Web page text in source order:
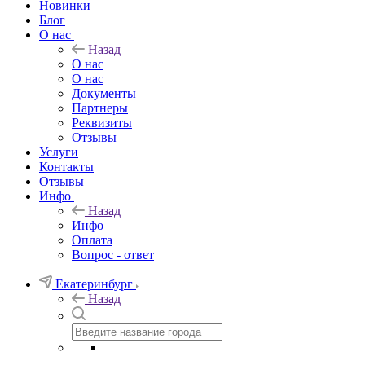
Новинки
Блог
О нас
Назад
О нас
О нас
Документы
Партнеры
Реквизиты
Отзывы
Услуги
Контакты
Отзывы
Инфо
Назад
Инфо
Оплата
Вопрос - ответ
Екатеринбург
Назад